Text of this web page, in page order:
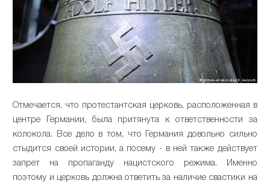
Отмечается, что протестантская церковь, расположенная в
центре Германии, была притянута к ответственности за
колокола. Все дело в том, что Германия довольно сильно
стыдится своей истории, а посему - в ней также действует
запрет на пропаганду нацистского режима. Именно
поэтому и церковь должна ответить за наличие свастики на